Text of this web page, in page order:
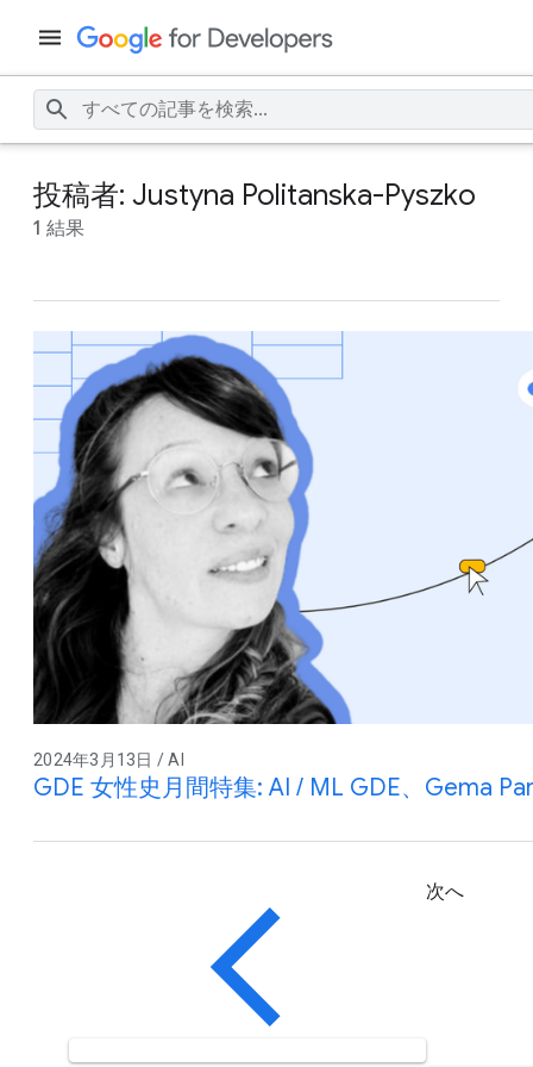
投稿者: Justyna Politanska-Pyszko
1 結果
2024年3月13日 / AI
GDE 女性史月間特集: AI / ML GDE、Gema
次へ